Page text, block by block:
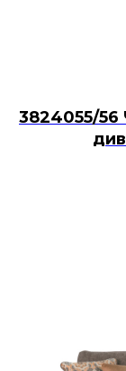
3824055/